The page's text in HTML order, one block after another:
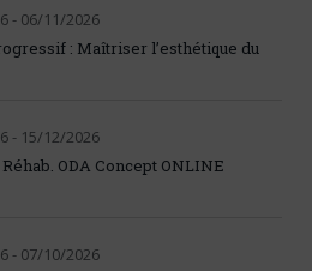
- 06/11/2026
: Maîtriser l’esthétique du
- 15/12/2026
ODA Concept ONLINE
- 07/10/2026